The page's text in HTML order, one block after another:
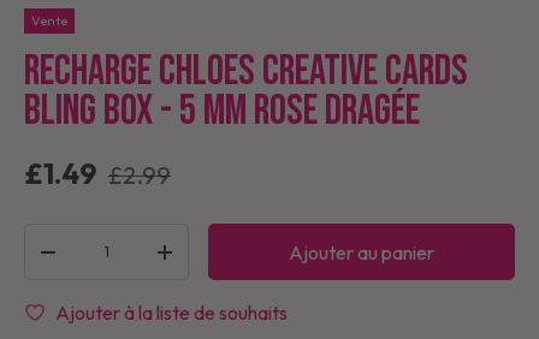
Vente
Recharge Chloes Creative Cards
Bling Box - 5 mm rose dragée
£1.49 £2.99
-
+ Ajouter au panier
Ajouter à la liste de souhaits